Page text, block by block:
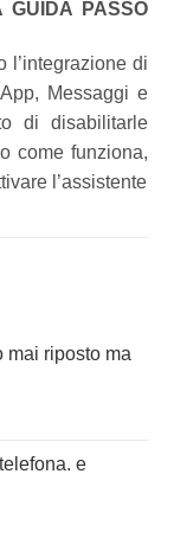
GUIDA PASSO
l’integrazione di
Messaggi e
di disabilitarle
come funziona,
l’assistente